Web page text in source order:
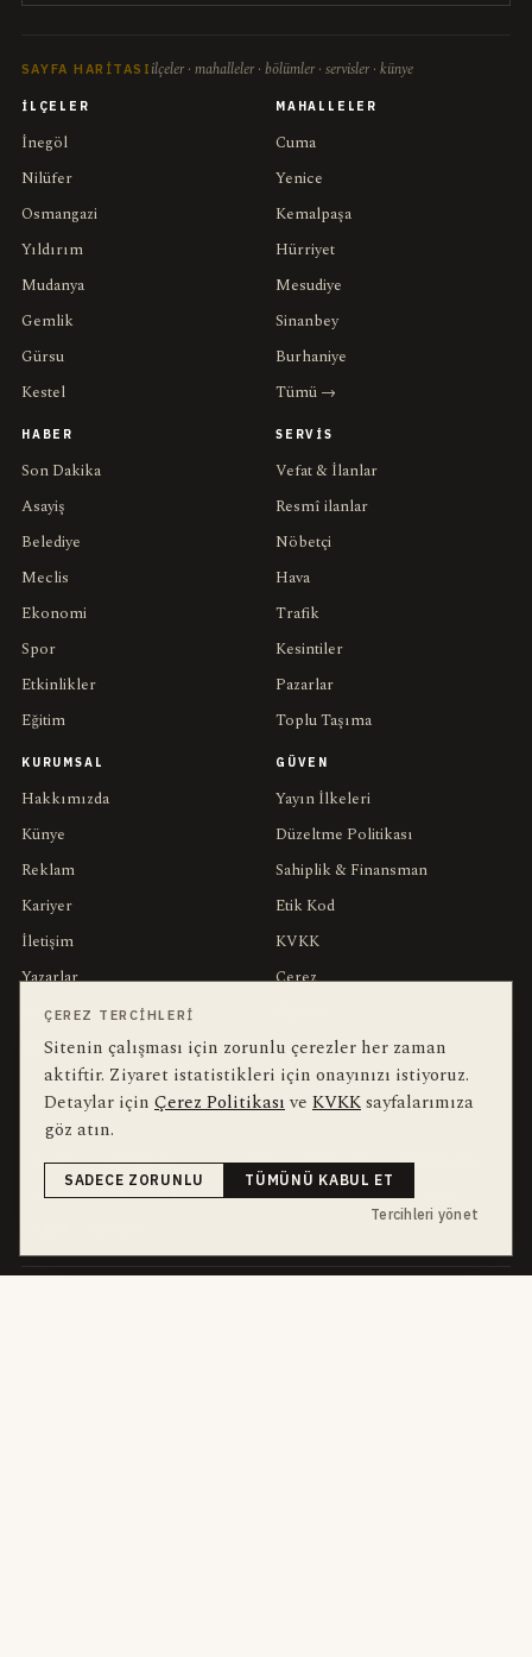
SAYFA HARITASI ilçeler · mahalleler · bölümler · servisler · künye
İLÇELER
İnegöl
Nilüfer
Osmangazi
Yıldırım
Mudanya
Gemlik
Gürsu
Kestel
MAHALLELER
Cuma
Yenice
Kemalpaşa
Hürriyet
Mesudiye
Sinanbey
Burhaniye
Tümü →
HABER
Son Dakika
Asayiş
Belediye
Meclis
Ekonomi
Spor
Etkinlikler
Eğitim
SERVIS
Vefat & İlanlar
Resmî ilanlar
Nöbetçi
Hava
Trafik
Kesintiler
Pazarlar
Toplu Taşıma
KURUMSAL
Hakkımızda
Künye
Reklam
Kariyer
İletişim
Yazarlar
Muhabirler
Editörler
GÜVEN
Yayın İlkeleri
Düzeltme Politikası
Sahiplik & Finansman
Etik Kod
KVKK
Çerez
Kullanım Şartları
YEREL ARANANLAR
İnegöl inegol-belediyesi alper-taban trafik-kazasi
İnegöl Haber
Haberler
Güncel Bursa
ÇEREZ TERCIHLERI
Sitenin çalışması için zorunlu çerezler her zaman
aktiftir. Ziyaret istatistikleri için onayınızı istiyoruz.
Detaylar için Çerez Politikasıve KVKKsayfalarımıza
göz atın.
SADECE ZORUNLU
TÜMÜNÜ KABUL ET
Tercihleri yönet